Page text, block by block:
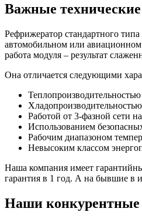
Важные технические
Рефрижератор стандартного
автомобильном или
работа модуля – результат
Она отличается следующими
Работой от 3-фазной сети
Использованием
Рабочим диапазоном
Невысоким классом
Наша компания имеет
гарантия в 1 год. А на бывшие в
Наши конкурентные